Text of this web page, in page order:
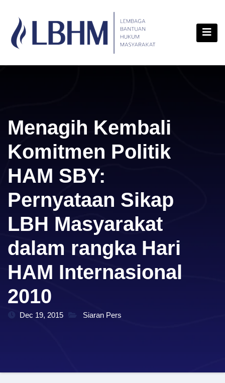
content
Menagih Kembali
Komitmen Politik
HAM SBY:
Pernyataan Sikap
LBH Masyarakat
dalam rangka Hari
HAM Internasional
2010
Dec 19, 2015 Siaran Pers